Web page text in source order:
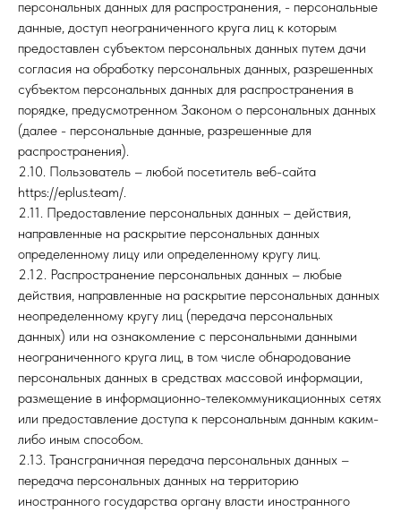
персональных данных для распространения, - персональные
данные, доступ неограниченного круга лиц к которым
предоставлен субъектом персональных данных путем дачи
согласия на обработку персональных данных, разрешенных
субъектом персональных данных для распространения в
порядке, предусмотренном Законом о персональных данных
(далее - персональные данные, разрешенные для
распространения).
2.10. Пользователь – любой посетитель веб-сайта
https://eplus.team/.
2.11. Предоставление персональных данных – действия,
направленные на раскрытие персональных данных
определенному лицу или определенному кругу лиц.
2.12. Распространение персональных данных – любые
действия, направленные на раскрытие персональных данных
неопределенному кругу лиц (передача персональных
данных) или на ознакомление с персональными данными
неограниченного круга лиц, в том числе обнародование
персональных данных в средствах массовой информации,
размещение в информационно-телекоммуникационных сетях
или предоставление доступа к персональным данным каким-
либо иным способом.
2.13. Трансграничная передача персональных данных –
передача персональных данных на территорию
иностранного государства органу власти иностранного